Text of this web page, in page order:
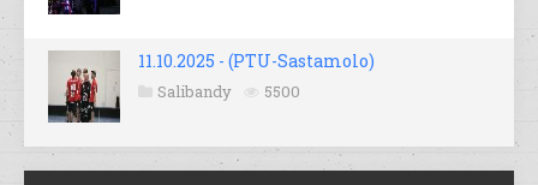
11.10.2025 - (PTU-Sastamolo)
Salibandy 5500